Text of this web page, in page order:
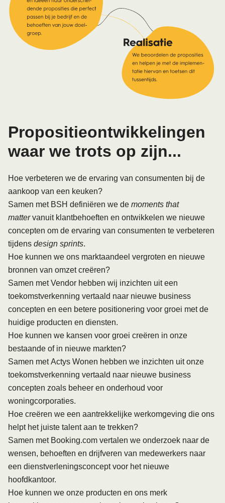
Propositieontwikkelingen
waar we trots op zijn...
Hoe verbeteren we de ervaring van consumenten bij de
aankoop van een keuken?
Samen met BSH definiëren we de moments that
matter vanuit klantbehoeften en ontwikkelen we nieuwe
concepten om de ervaring van consumenten te verbeteren
tijdens design sprints.
Hoe kunnen we ons marktaandeel vergroten en nieuwe
bronnen van omzet creëren?
Samen met Vendor hebben wij inzichten uit een
toekomstverkenning vertaald naar nieuwe business
concepten en een betere positionering voor groei met de
huidige producten en diensten.
Hoe kunnen we kansen voor groei creëren in onze
bestaande of in nieuwe markten?
Samen met Actys Wonen hebben we inzichten uit onze
toekomstverkenning vertaald naar nieuwe business
concepten zoals beheer en onderhoud voor
woningcorporaties.
Hoe creëren we een aantrekkelijke werkomgeving die ons
helpt het juiste talent aan te trekken?
Samen met Booking.com vertalen we onderzoek naar de
wensen, behoeften en drijfveren van medewerkers naar
een dienstverleningsconcept voor het nieuwe
hoofdkantoor.
Hoe kunnen we onze producten en ons merk